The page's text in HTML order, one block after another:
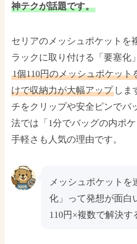
神テクが話題です。
セリアのメッシュポケットを
ラックに取り付ける「要塞化
1個110円のメッシュポケット
けで収納力が大幅アップ しま
チをクリップや安全ピンでバ
法では「1分でバッグの内ポ
手軽さも人気の理由です。
メッシュポケットを
化」って発想が面白
110円×複数で解決す